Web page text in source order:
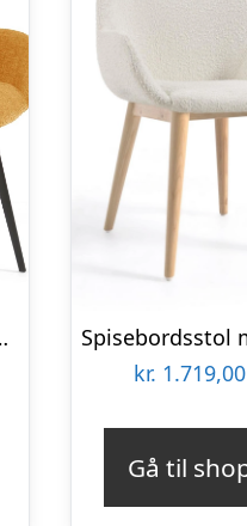
med sorte stålben
kr. 1.719,00
Gå til